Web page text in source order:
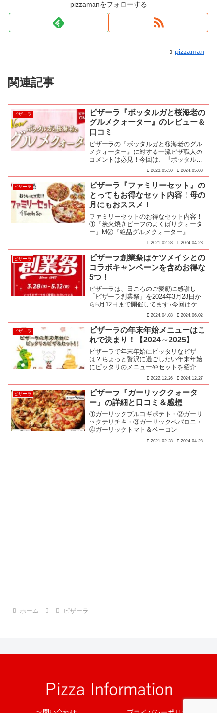
pizzamanをフォローする
pizzaman
関連記事
ピザーラ
ピザーラ『ボッタルガと桜海老の
グルメクォーター』のレビュー＆
口コミ
ピザーラの『ボッタルガと桜海老のグル
メクォーター』に対する一流ピザ職人の
コメントは必見！今回は、『ボッタルガ
と桜海老のグルメクォーター』の①一流
ピザ職人の評価、③実際に食べた感想、
④商品詳細、➄みんなの口コミをお届け
します♪
2023.05.30 2024.05.03
ピザーラ
ピザーラ『ファミリーセット』の
とってもお得なセット内容！母の
月にもおススメ！
ファミリーセットのお得なセット内容！
①『炭火焼きビーフのよくばりクォータ
ー』M②『絶品グルメクォーター』
M③『トリプルミックス』が3セット
2021.02.28 2024.04.28
ピザーラ
ピザーラ創業祭はケツメイシとの
コラボキャンペーンを含めお得な
5つ！
ピザーラは、日ごろのご愛顧に感謝し
「ピザーラ創業祭」を2024年3月28日か
ら5月12日まで開催してます♪今回はケツ
メイシコラボを中心に100人に1人無料キ
ャンペーンや2,500円分クーポンも！
2024.04.08 2024.06.02
ピザーラ
ピザーラの年末年始メニューはこ
れで決まり！【2024～2025】
ピザーラで年末年始にピッタリなピザ
は？ちょっと贅沢に過ごしたい年末年始
にピッタリのメニューやセットを紹介さ
2022.12.26 2024.12.27
ピザーラ
ピザーラ『ガーリッククォータ
ー』の詳細と口コミ＆感想
①ガーリックプルコギポテト・②ガーリ
ックテリチキ・③ガーリックペパロニ・
④ガーリックトマト＆ベーコン
2021.02.28 2024.04.28
ホーム ピザーラ